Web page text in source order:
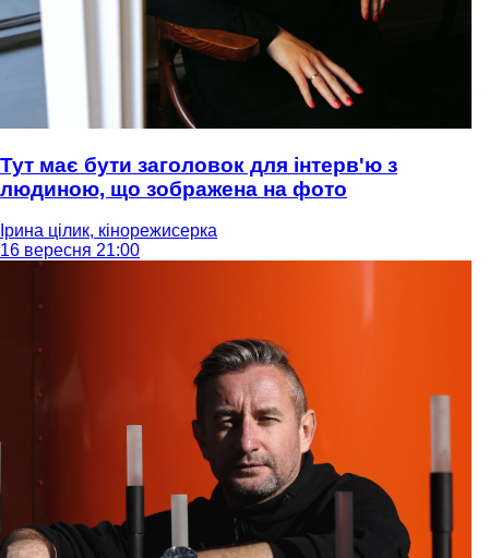
Тут має бути заголовок для інтерв'ю з
людиною, що зображена на фото
Ірина цілик, кінорежисерка
16 вересня 21:00